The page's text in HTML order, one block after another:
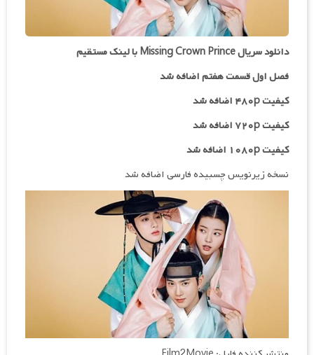
دانلود سریال Missing Crown Prince با لینک مستقیم
فصل اول قسمت هفتم اضافه شد
کیفیت ۴۸۰p اضافه شد
کیفیت ۷۲۰p
اضافه شد
کیفیت ۱۰۸۰p اضافه شد
نسخه زیرنویس چسبیده فارسی اضافه شد